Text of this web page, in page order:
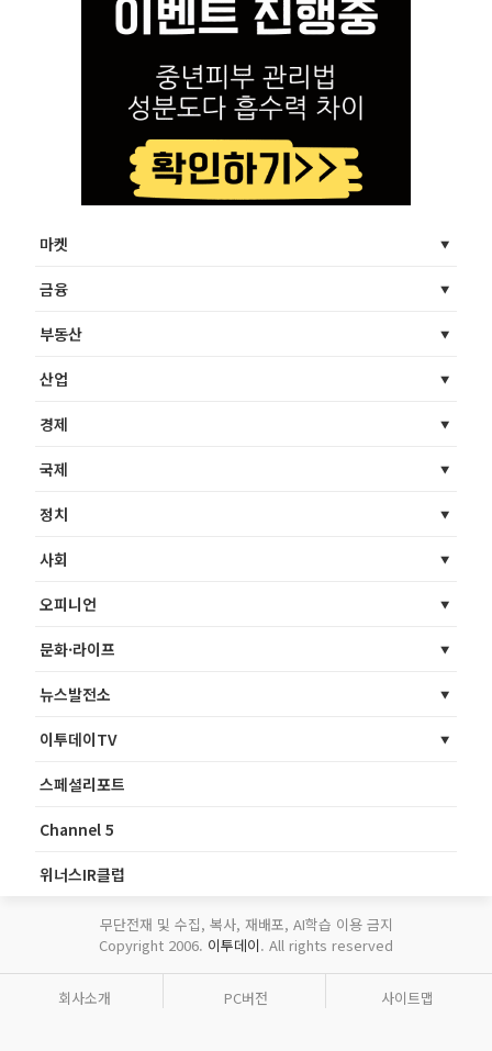
마켓
금융
부동산
산업
경제
국제
정치
사회
오피니언
문화·라이프
뉴스발전소
이투데이TV
스페셜리포트
Channel 5
위너스IR클럽
무단전재 및 수집, 복사, 재배포, AI학습 이용 금지
Copyright 2006. 이투데이. All rights reserved
회사소개 PC버전 사이트맵